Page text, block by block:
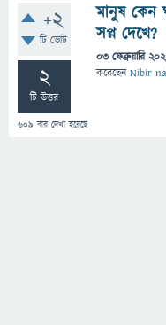
+2
টি ভোট
2
টি উত্তর
609 বার দেখা হয়েছে
মানুষ কেন
সপ্ন দেখে?
03 ফেব্রুয়ারি
করেছেনNibir